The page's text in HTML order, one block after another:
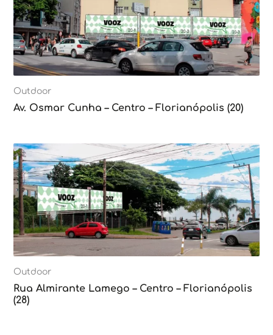
Outdoor
Av. Osmar Cunha – Centro – Florianópolis (20)
Outdoor
Rua Almirante Lamego – Centro – Florianópolis
(28)